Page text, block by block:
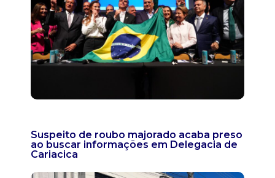
Suspeito de roubo majorado acaba preso
ao buscar informações em Delegacia de
Cariacica